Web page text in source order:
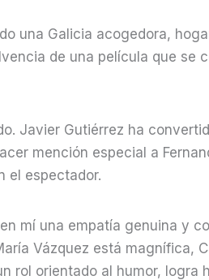
una Galicia acogedora,
de una película que se
Javier Gutiérrez ha
mención especial a
el espectador.
mí una empatía genuina y
Vázquez está magnífica,
rol orientado al humor, logra